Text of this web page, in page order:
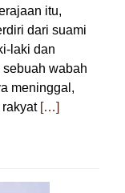
itu,
dari suami
laki dan
wabah
meninggal,
rakyat […]